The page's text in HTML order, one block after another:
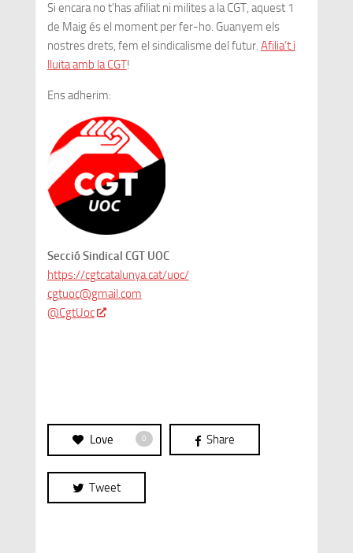
Si encara no t’has afiliat ni milites a la CGT, aquest 1
de Maig és el moment per fer-ho. Guanyem els
nostres drets, fem el sindicalisme del futur. Afilia’t i
lluita amb la CGT!
Ens adherim:
Secció Sindical CGT UOC
https://cgtcatalunya.cat/uoc/
cgtuoc@gmail.com
@CgtUoc
Love 0 Share
Tweet